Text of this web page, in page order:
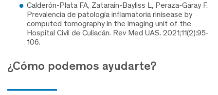
Calderón-Plata FA, Zatarain-Bayliss L, Peraza-Garay F.
Prevalencia de patología inflamatoria rinisease by
computed tomography in the imaging unit of the
Hospital Civil de Culiacán. Rev Med UAS. 2021;11(2):95-
106.
¿Cómo podemos ayudarte?